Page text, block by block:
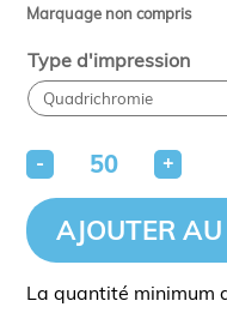
Marquage non compris
Type d'impression
- +
AJOUTER
La quantité minimum